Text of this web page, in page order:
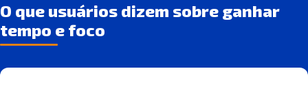
O que usuários dizem sobre ganhar
tempo e foco